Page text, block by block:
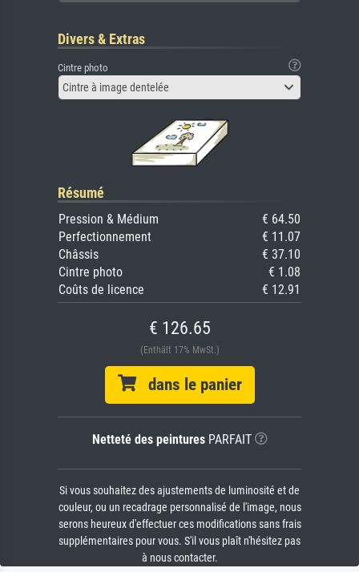
Divers & Extras
Cintre photo
Cintre à image dentelée
Résumé
Pression & Médium
€ 64.50
Perfectionnement
€ 11.07
Châssis
€ 37.10
Cintre photo
€ 1.08
Coûts de licence
€ 12.91
€ 126.65
(Enthält 17% MwSt.)
dans le panier
Netteté des peinturesPARFAIT
Si vous souhaitez des ajustements de luminosité et de
couleur, ou un recadrage personnalisé de l'image, nous
serons heureux d'effectuer ces modifications sans frais
supplémentaires pour vous. S'il vous plaît n'hésitez pas
à nous contacter.